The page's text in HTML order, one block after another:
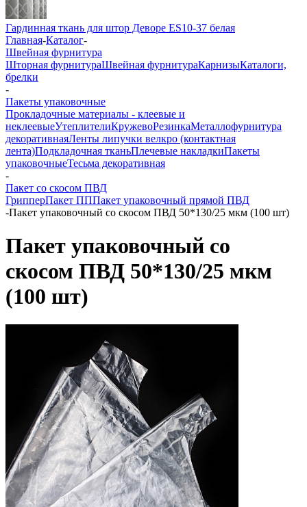
Гардинная ткань для штор Деворе ES10-37 белая
Главная-Каталог-
Швейная фурнитура
Шторная фурнитураШвейная фурнитураКарнизыКаталоги,
брелки
-
Пакеты упаковочные
Прокладочные материалы - клеевые и
неклеевыеУтеплителиКружевоРезинкаМеталлофурнитура
декоративнаяЛенты липучки велкро (контактная
лента)Подкладочная тканьПлечевые накладкиПакеты
упаковочныеТесьма декоративная
-
Пакет со скосом ПВД
ГрипперПакет ПППакет упаковочный прямой ПВД
-Пакет упаковочный со скосом ПВД 50*130/25 мкм (100 шт)
Пакет упаковочный со
скосом ПВД 50*130/25 мкм
(100 шт)